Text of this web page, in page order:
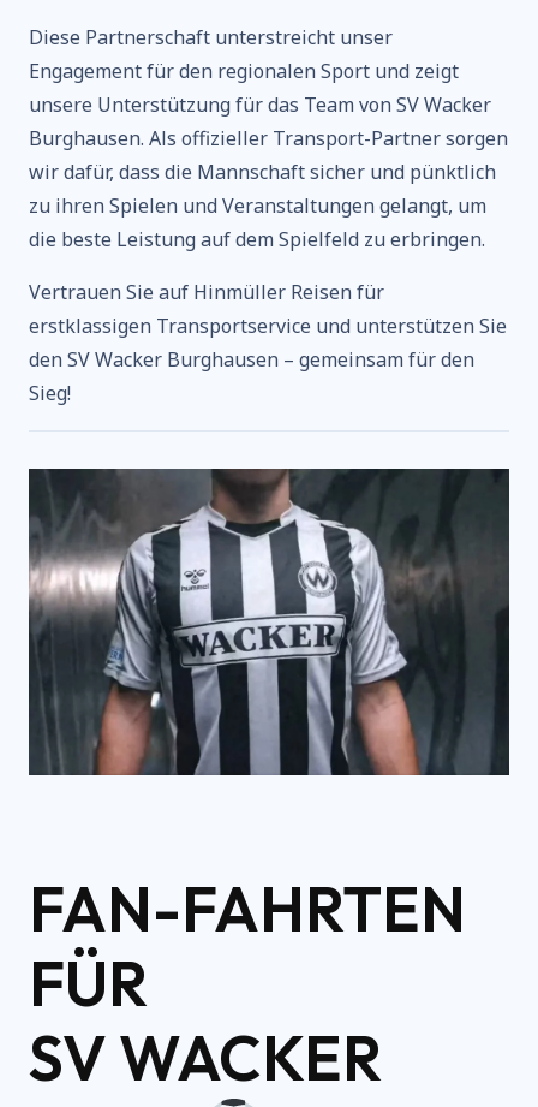
Diese Partnerschaft unterstreicht unser
Engagement für den regionalen Sport und zeigt
unsere Unterstützung für das Team von SV Wacker
Burghausen. Als offizieller Transport-Partner sorgen
wir dafür, dass die Mannschaft sicher und pünktlich
zu ihren Spielen und Veranstaltungen gelangt, um
die beste Leistung auf dem Spielfeld zu erbringen.
Vertrauen Sie auf Hinmüller Reisen für
erstklassigen Transportservice und unterstützen Sie
den SV Wacker Burghausen – gemeinsam für den
Sieg!
FAN-FAHRTEN
FÜR
SV WACKER